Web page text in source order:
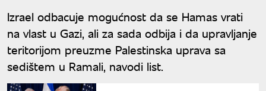
Izrael odbacuje mogućnost da se Hamas vrati
na vlast u Gazi, ali za sada odbija i da upravljanje
teritorijom preuzme Palestinska uprava sa
sedištem u Ramali, navodi list.